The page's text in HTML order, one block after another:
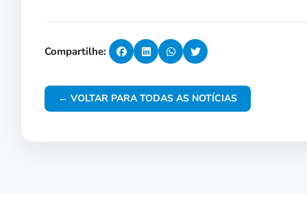
Compartilhe:
← VOLTAR PARA TODAS AS NOTÍCIAS